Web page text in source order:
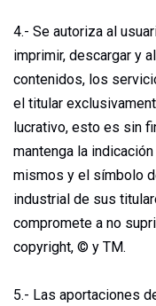
4.- Se autoriza al
imprimir, descargar y
contenidos, los
el titular
lucrativo, esto es sin
mantenga la
mismos y el símbolo
industrial de sus
compromete a no
copyright, © y TM.
5.- Las aportaciones